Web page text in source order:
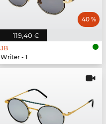
119,40 €
40 %
JB
Writer - 1